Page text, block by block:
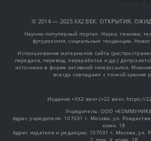
© 2014 — 2025 XX2 ВЕК. ОТКРЫТИЯ,
Научно-популярный портал. Наука, техника,
футурология, социальные тенденции.
Использование материалов сайта
передача, перевод, переработка и др.)
источника в форме активной гиперссылки.
всегда совпадают с точкой зрения
Издание «XX2 век» («22 век», https://
Учредитель: OOO
Адрес учредителя: 107031 г. Москва, ул.
комн. 18
Адрес издателя и редакции: 107031 г. Москва, ул.